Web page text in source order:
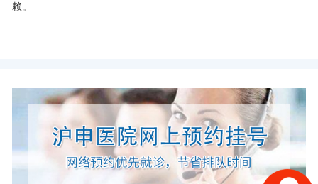
赖。